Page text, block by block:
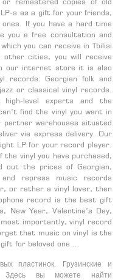
remastered copies of old
s as a gift for your friends,
ones. If you have a hard time
you a free consultation and
you can receive in Tbilisi
cities, you will receive
our internet store it is also
records: Georgian folk and
or classical vinyl records.
level experts and the
find the vinyl you want in
warehouses situated
via express delivery. Our
LP for your record player.
vinyl you have purchased,
out the prices of Georgian,
repress music records
or rather a vinyl lover, then
record is the best gift
New Year, Valentine’s Day,
importantly, vinyl record
that music on vinyl is the
for beloved one …
пластинок. Грузинские и
Здесь вы можете найти